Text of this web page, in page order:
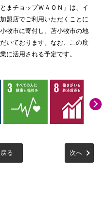
まチョップＷＡＯＮ」は、イ
盟店でご利用いただくことに
牧市に寄付し、苫小牧市の地
いております。なお、この度
に活用される予定です。
る 次へ